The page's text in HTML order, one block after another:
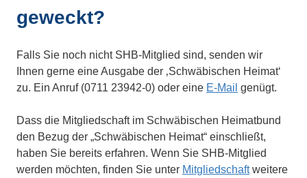
geweckt?
Falls Sie noch nicht SHB-Mitglied sind, senden wir
Ihnen gerne eine Ausgabe der ‚Schwäbischen Heimat‘
zu. Ein Anruf (0711 23942-0) oder eine E-Mail genügt.
Dass die Mitgliedschaft im Schwäbischen Heimatbund
den Bezug der „Schwäbischen Heimat“ einschließt,
haben Sie bereits erfahren. Wenn Sie SHB-Mitglied
werden möchten, finden Sie unter Mitgliedschaftweitere